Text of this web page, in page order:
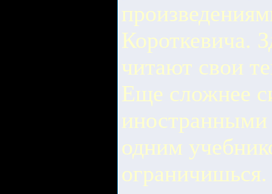
Короткевича.
читают свои
Еще сложнее
иностранными
одним
ограничишься.